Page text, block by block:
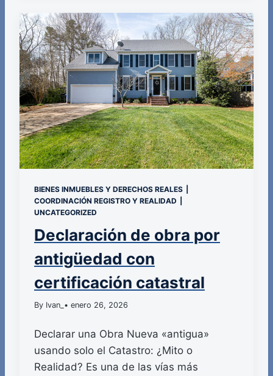
BIENES INMUEBLES Y DERECHOS REALES
COORDINACIÓN REGISTRO Y REALIDAD
UNCATEGORIZED
Declaración de obra por
antigüedad con
certificación catastral
By Ivan_ • enero 26, 2026
Declarar una Obra Nueva «antigua»
usando solo el Catastro: ¿Mito o
Realidad? Es una de las vías más